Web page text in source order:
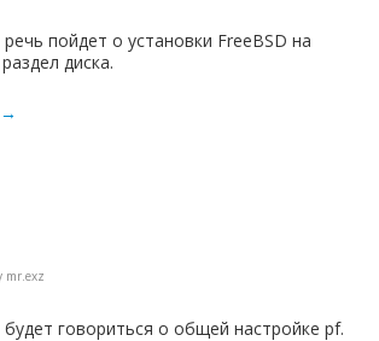
пойдет о установки FreeBSD на
диска.
→
mr.exz
говориться о общей настройке pf.